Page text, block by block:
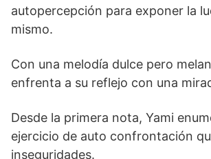
autopercepción para exponer la
mismo.
Con una melodía dulce pero
enfrenta a su reflejo con una
Desde la primera nota, Yami
ejercicio de auto confrontación
inseguridades.